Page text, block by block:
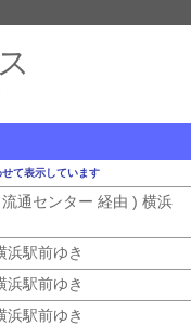
て表示しています
流通センター 経由 ) 横浜
浜駅前ゆき
浜駅前ゆき
浜駅前ゆき